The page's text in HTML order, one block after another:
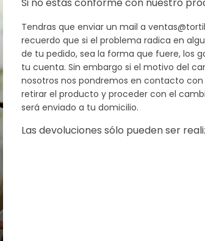
Si no estás conforme con nuestro
Tendras que enviar un mail a
recuerdo que si el problema radica en
de tu pedido, sea la forma que fuere, los
tu cuenta. Sin embargo si el motivo del
nosotros nos pondremos en contacto
retirar el producto y proceder con el
será enviado a tu domicilio.
Las devoluciones sólo pueden ser